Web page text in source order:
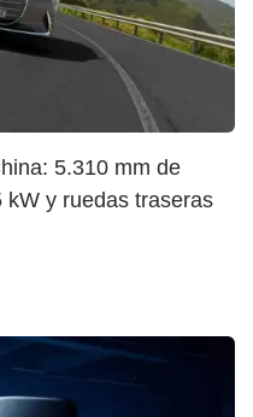
5.310 mm de
kW y ruedas traseras